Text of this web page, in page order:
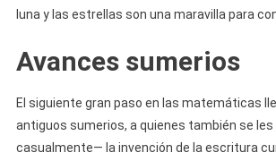
luna y las estrellas son una maravilla para
Avances sumerios
El siguiente gran paso en las matemáticas
antiguos sumerios, a quienes también se
casualmente— la invención de la escritura